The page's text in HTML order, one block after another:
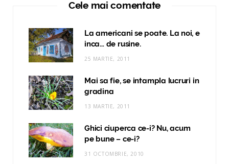
Cele mai comentate
La americani se poate. La noi, e
inca… de rusine.
25 MARTIE, 2011
Mai sa fie, se intampla lucruri in
gradina
13 MARTIE, 2011
Ghici ciuperca ce-i? Nu, acum
pe bune – ce-i?
31 OCTOMBRIE, 2010